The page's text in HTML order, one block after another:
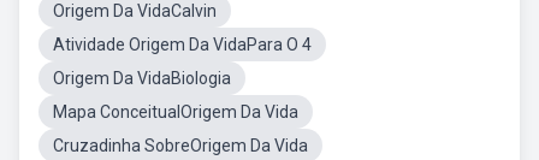
Origem Da VidaCalvin
Atividade Origem Da VidaPara O 4
Origem Da VidaBiologia
Mapa ConceitualOrigem Da Vida
Cruzadinha SobreOrigem Da Vida